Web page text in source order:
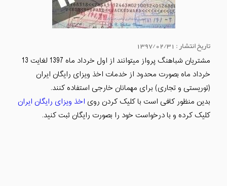
تاریخ انتشار : 1397/02/31
مشتریان شباهنگ پرواز میتوانند از اول خرداد ماه 1397 لغایت 13
خرداد ماه بصورت محدود از خدمات اخذ ویزای رایگان ایران
(توریستی و تجاری) برای مهمانان خارجی استفاده کنند.
بدین منظور کافی است با کلیک کردن روی اخذ ویزای رایگان ایران
کلیک کرده و با درخواست خود را بصورت رایگان ثبت کنید.